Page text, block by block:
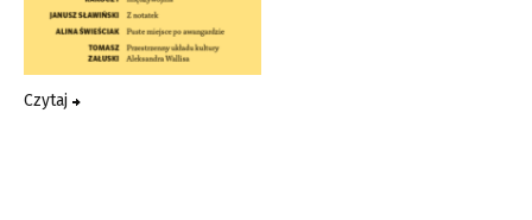
Czytaj